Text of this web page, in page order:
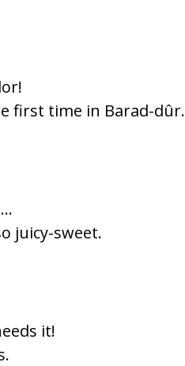
first time in Barad-dûr.
juicy-sweet.
it!